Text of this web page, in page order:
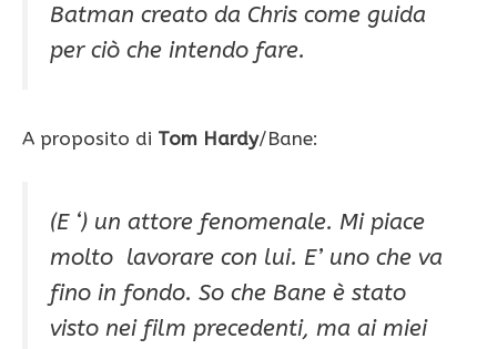
Batman creato da Chris come guida
per ciò che intendo fare.
A proposito di Tom Hardy/Bane:
(E ‘) un attore fenomenale. Mi piace
molto lavorare con lui. E’ uno che va
fino in fondo. So che Bane è stato
visto nei film precedenti, ma ai miei